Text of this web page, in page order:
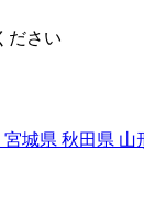
ださい
宮城県 秋田県 山